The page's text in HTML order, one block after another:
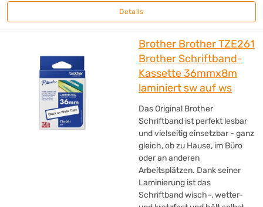
Details
Brother Brother TZE261
Brother Schriftband-
Kassette 36mmx8m
laminiert sw auf ws
Das Original Brother
Schriftband ist perfekt lesbar
und vielseitig einsetzbar - ganz
gleich, ob zu Hause, im Büro
oder an anderen
Arbeitsplätzen. Dank seiner
Laminierung ist das
Schriftband wisch-, wetter-